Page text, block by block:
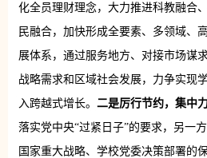
化全员理财理念，大力推进科教融合
民融合，加快形成全要素、多领域、
展体系，通过服务地方、对接市场谋
战略需求和区域社会发展，力争实现
入跨越式增长。 二是厉行节约，集中
落实党中央“过紧日子”的要求，另一
国家重大战略、学校党委决策部署的